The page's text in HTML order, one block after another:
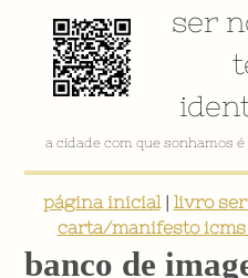
ser
VÍDEO
página inicial| livro
carta/manifesto
banco de